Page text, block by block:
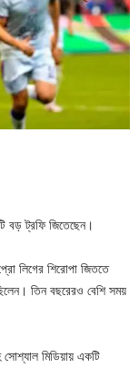
বড় ট্রফি জিতেছেন।
লিগের শিরোপা জিততে
তিন বছরেরও বেশি সময়
মিডিয়ায় একটি